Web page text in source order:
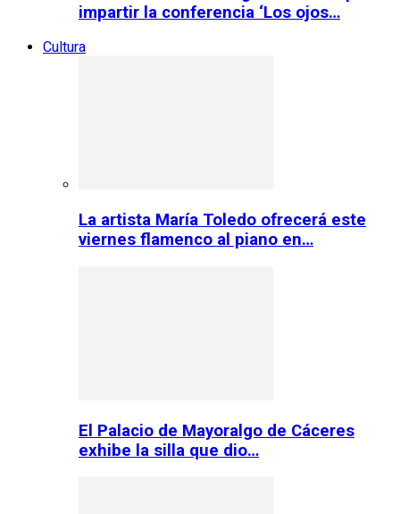
impartir la conferencia ‘Los ojos…
Cultura
La artista María Toledo ofrecerá este
viernes flamenco al piano en…
El Palacio de Mayoralgo de Cáceres
exhibe la silla que dio…